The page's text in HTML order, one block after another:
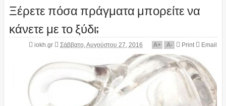
Ξέρετε πόσα πράγματα μπορείτε να
κάνετε με το ξύδι;
iokh.gr Σάββατο, Αυγούστου 27, 2016 A+ A- Print Email